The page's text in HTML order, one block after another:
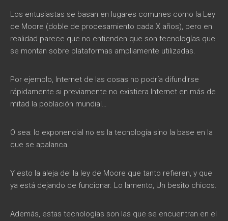
Los entusiastas se basan en lugares comunes como la Ley
de Moore (doble de procesamiento cada X años), pero en
realidad parece que no entienden que son tecnologías que
se montan sobre plataformas ampliamente utilizadas.
Por ejemplo, Internet de las cosas no podría difundirse
rápidamente si previamente no existiera Internet en más de
mitad la población mundial…
O sea: lo exponencial no es la tecnología sino la base en la
que se apalanca.
Y esto la aleja del la ley de Moore que tanto refieren, y que
ya está dejando de funcionar. Lo lamento, Un besito chicos.
Además, estas tecnologías son las que se encuentran en el